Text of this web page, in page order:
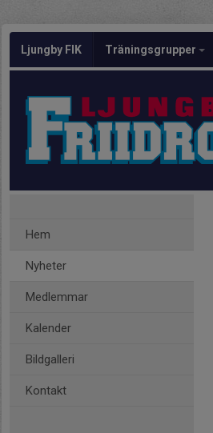
Ljungby FIK Träningsgrupper
Hem
Nyheter
Medlemmar
Kalender
Bildgalleri
Kontakt